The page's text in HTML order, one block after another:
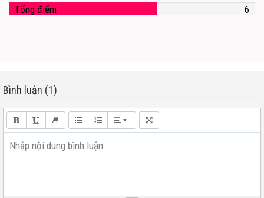
Tổng điểm
6
Bình luận (1)
Nhập nội dung bình luận